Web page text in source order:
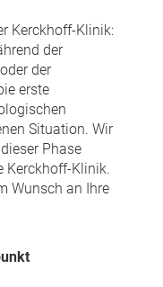
Kerckhoff-Klinik:
der
der
erste
Situation. Wir
Phase
Kerckhoff-Klinik.
Wunsch an Ihre